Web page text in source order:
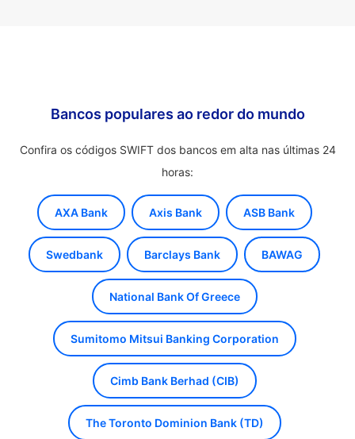
Bancos populares ao redor do mundo
Confira os códigos SWIFT dos bancos em alta nas últimas 24
horas:
AXA Bank Axis Bank ASB Bank
Swedbank Barclays Bank BAWAG
National Bank Of Greece
Sumitomo Mitsui Banking Corporation
Cimb Bank Berhad (CIB)
The Toronto Dominion Bank (TD)